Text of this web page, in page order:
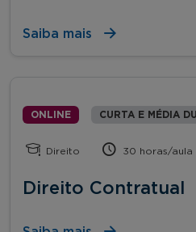
Saiba mais
ONLINE CURTA E MÉDIA
Direito 30 horas/aula
Direito Contratual